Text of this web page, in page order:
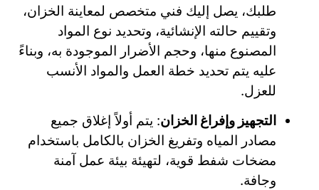
طلبك، يصل إليك فني متخصص لمعاينة الخزان،
وتقييم حالته الإنشائية، وتحديد نوع المواد
المصنوع منها، وحجم الأضرار الموجودة به، وبناءً
عليه يتم تحديد خطة العمل والمواد الأنسب
للعزل.
التجهيز وإفراغ الخزان: يتم أولاً إغلاق جميع
مصادر المياه وتفريغ الخزان بالكامل باستخدام
مضخات شفط قوية، لتهيئة بيئة عمل آمنة
وجافة.